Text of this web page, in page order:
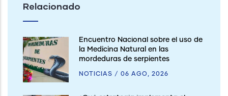
Relacionado
Encuentro Nacional sobre el uso de
la Medicina Natural en las
mordeduras de serpientes
NOTICIAS / 06 AGO, 2026